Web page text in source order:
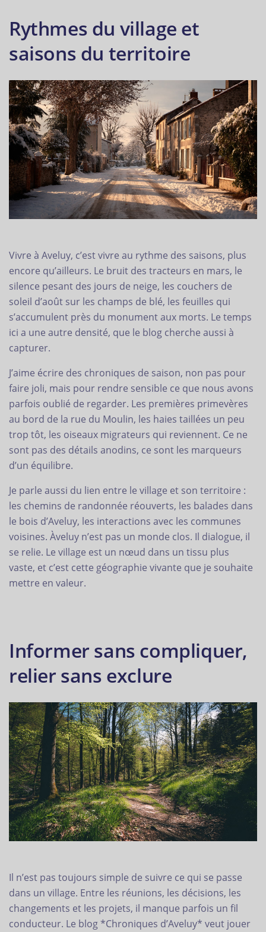
Rythmes du village et
saisons du territoire
Vivre à Aveluy, c’est vivre au rythme des saisons, plus
encore qu’ailleurs. Le bruit des tracteurs en mars, le
silence pesant des jours de neige, les couchers de
soleil d’août sur les champs de blé, les feuilles qui
s’accumulent près du monument aux morts. Le temps
ici a une autre densité, que le blog cherche aussi à
capturer.
J’aime écrire des chroniques de saison, non pas pour
faire joli, mais pour rendre sensible ce que nous avons
parfois oublié de regarder. Les premières primevères
au bord de la rue du Moulin, les haies taillées un peu
trop tôt, les oiseaux migrateurs qui reviennent. Ce ne
sont pas des détails anodins, ce sont les marqueurs
d’un équilibre.
Je parle aussi du lien entre le village et son territoire :
les chemins de randonnée réouverts, les balades dans
le bois d’Aveluy, les interactions avec les communes
voisines. Àveluy n’est pas un monde clos. Il dialogue, il
se relie. Le village est un nœud dans un tissu plus
vaste, et c’est cette géographie vivante que je souhaite
mettre en valeur.
Informer sans compliquer,
relier sans exclure
Il n’est pas toujours simple de suivre ce qui se passe
dans un village. Entre les réunions, les décisions, les
changements et les projets, il manque parfois un fil
conducteur. Le blog *Chroniques d’Aveluy* veut jouer